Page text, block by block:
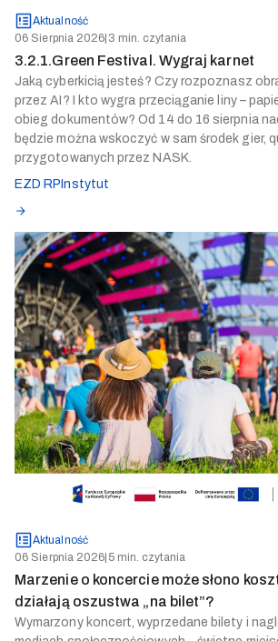
Aktualność
06 Sierpnia 2026 3 min. czytania
3.2.1.Green Festival. Wygraj karnet
Jaką cyberkicią jesteś? Czy rozpoznasz
przez AI? I kto wygra przeciąganie liny –
obieg dokumentów? Od 14 do 16 sierpnia
będzie można wskoczyć w sam środek gier,
przygotowanych przez NASK.
EZD RP Instytut
Aktualność
06 Sierpnia 2026 5 min. czytania
Marzenie o koncercie może słono
działają oszustwa „na bilet”?
Wymarzony koncert, wyprzedane bilety i